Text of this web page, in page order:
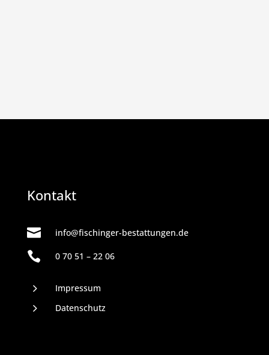
Kontakt
 info@fischinger-bestattungen.de
 0 70 51 – 22 06
5 Impressum
5 Datenschutz